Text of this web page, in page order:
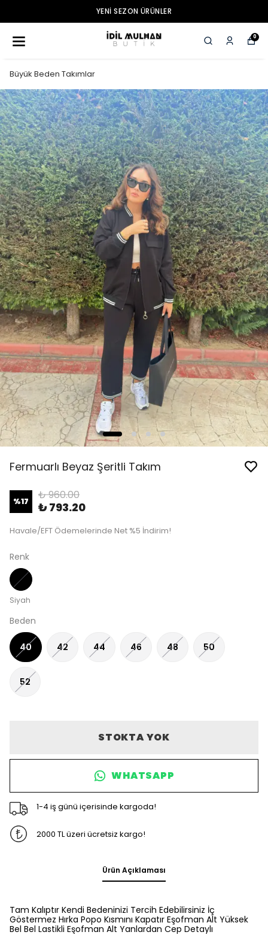
YENI SEZON ÜRÜNLER
0
Büyük Beden Takımlar
Fermuarlı Beyaz Şeritli Takım
%17 ₺ 960.00
₺ 793.20
Havale/EFT Ödemelerinde Net %5 İndirim!
Renk
Siyah
Beden
40 42 44 46 48 50
52
STOKTA YOK
WHATSAPP
1-4 iş günü içerisinde kargoda!
2000 TL üzeri ücretsiz kargo!
Ürün Açıklaması
Tam Kalıptır Kendi Bedeninizi Tercih Edebilirsiniz İç
Göstermez Hırka Popo Kısmını Kapatır Eşofman Alt Yüksek
Bel Bel Lastikli Eşofman Alt Yanlardan Cep Detaylı